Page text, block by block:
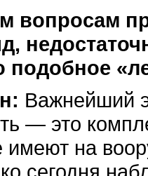
вопросам
подобное
Важнейший
— это
имеют на